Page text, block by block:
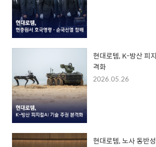
현대로템, K-방산 피
격화
2026.05.26
현대로템, 노사 동반